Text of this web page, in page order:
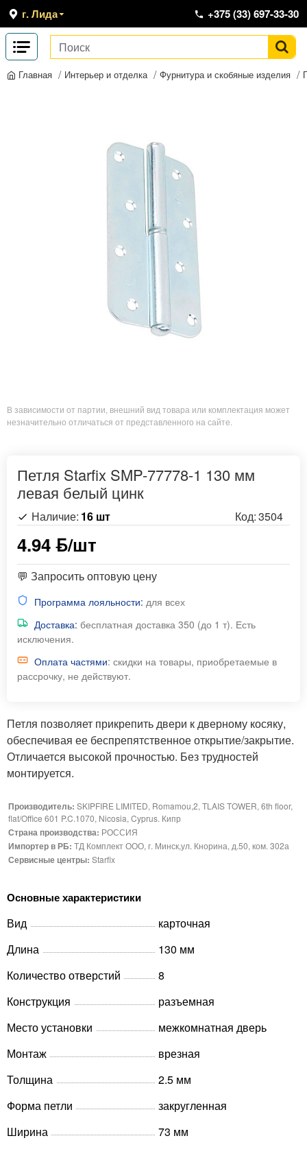
г. Лида +375 (33) 697-33-30
Главная Интерьер и отделка Фурнитура и скобяные изделия
В зависимости от партии, внешний вид товара или комплектация может
незначительно отличаться от представленного на сайте.
Петля Starfix SMP-77778-1 130 мм
левая белый цинк
4.94 ƃ/шт
Наличие: 16 шт Код:3504
💬 Запросить оптовую цену
Программа лояльности: для всех
Доставка: бесплатная доставка 350 (до 1 т). Есть
исключения.
Оплата частями: скидки на товары, приобретаемые в
рассрочку, не действуют.
Петля позволяет прикрепить двери к дверному косяку,
обеспечивая ее беспрепятственное открытие/закрытие.
Отличается высокой прочностью. Без трудностей
монтируется.
Производитель: SKIPFIRE LIMITED, Romamou,2, TLAIS TOWER, 6th floor,
flat/Office 601 P.C.1070, Nicosia, Cyprus. Кипр
Страна производства: РОССИЯ
Импортер в РБ: ТД Комплект ООО, г. Минск,ул. Кнорина, д.50, ком. 302а
Сервисные центры: Starfix
Основные характеристики
Вид
карточная
Длина
130 мм
Количество отверстий
8
Конструкция
разъемная
Место установки
межкомнатная дверь
Монтаж
врезная
Толщина
2.5 мм
Форма петли
закругленная
Ширина
73 мм